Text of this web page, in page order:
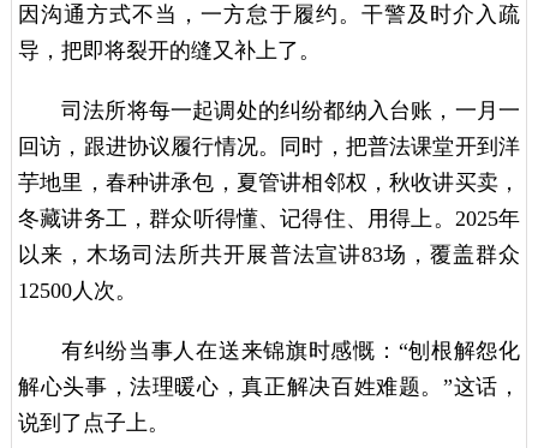
因沟通方式不当，一方怠于履约。干警及时介入疏
导，把即将裂开的缝又补上了。
司法所将每一起调处的纠纷都纳入台账，一月一
回访，跟进协议履行情况。同时，把普法课堂开到洋
芋地里，春种讲承包，夏管讲相邻权，秋收讲买卖，
冬藏讲务工，群众听得懂、记得住、用得上。2025年
以来，木场司法所共开展普法宣讲83场，覆盖群众
12500人次。
有纠纷当事人在送来锦旗时感慨：“刨根解怨化
解心头事，法理暖心，真正解决百姓难题。”这话，
说到了点子上。